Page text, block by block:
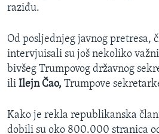
raziđu.
Od posljednjeg javnog pretresa,
intervjuisali su još nekoliko
bivšeg Trumpovog državnog
ili Ilejn Čao, Trumpove
Kako je rekla republikanska
dobili su oko 800.000 stranica